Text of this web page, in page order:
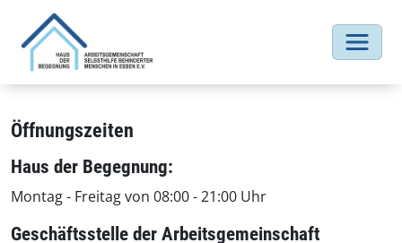
Öffnungszeiten
Haus der Begegnung:
Montag - Freitag von 08:00 - 21:00 Uhr
Geschäftsstelle der Arbeitsgemeinschaft